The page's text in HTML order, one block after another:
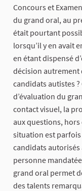
Concours et
du grand oral, au
était pourtant
lorsqu’il y en avait
en étant dispensé
décision autrement
candidats autistes
d’évaluation du
contact visuel, la
aux questions, hors
situation est
candidats
personne
grand oral permet
des talents